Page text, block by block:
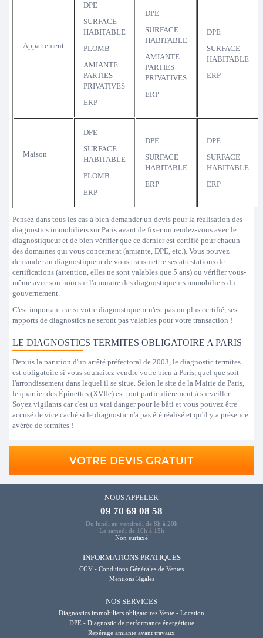
Appartement
DPE
SURFACE
HABITABLE
PLOMB
AMIANTE
PARTIES
PRIVATIVES
ERP
DPE
SURFACE
HABITABLE
AMIANTE
PARTIES
PRIVATIVES
ERP
DPE
SURFACE
HABITABLE
ERP
Maison
DPE
SURFACE
HABITABLE
PLOMB
ERP
DPE
SURFACE
HABITABLE
ERP
DPE
SURFACE
HABITABLE
ERP
Pensez dans tous les cas à bien demander un devis pour la réalisation des
diagnostics immobiliers sur Paris avant de fixer un rendez-vous avec le
diagnostiqueur et de bien vérifier que ce dernier est certifié pour chacun
des domaines qui vous concernent (amiante, DPE, etc.). Vous pouvez
demander au diagnostiqueur de vous transmettre ses attestations de
certifications (attention, elles ne sont valables que 5 ans) ou vérifier vous-
même avec son nom sur l'annuaire des diagnostiqueurs immobiliers du
gouvernement.
C'est important car si votre diagnostiqueur n'est pas ou plus certifié, ses
rapports de diagnostics ne seront pas valables pour votre transaction !
LE DIAGNOSTICS TERMITES OBLIGATOIRE A PARIS
Depuis la parution d'un arrêté préfectoral de 2003, le diagnostic termites
est obligatoire si vous souhaitez vendre votre bien à Paris, quel que soit
l'arrondissement dans lequel il se situe. Selon le site de la Mairie de Paris,
le quartier des Épinettes (XVIIe) est tout particulièrement à surveiller.
Soyez vigilants car c'est un vrai danger pour le bâti et vous pouvez être
accusé de vice caché si le diagnostic n'a pas été réalisé et qu'il y a présence
avérée de termites !
VOTRE DEVIS GRATUIT
NOUS APPELER
09 70 69 08 58
Du lundi au vendredi de 8h à 20h
Le samedi de 10h à 15h
Non surtaxé
INFORMATIONS PRATIQUES
CGV - Conditions Générales de Ventes
Mentions légales
NOS SERVICES
Diagnostics immobiliers obligatoires Vente - Location
DPE - Diagnostic de performance énergétique
Repérage amiante avant travaux